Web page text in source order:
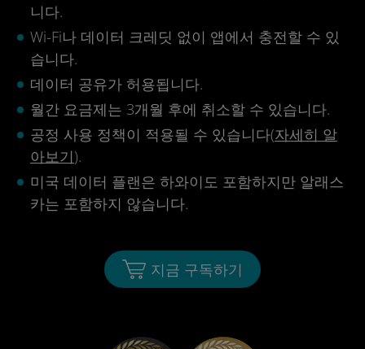
니다.
Wi-Fi나 데이터 크레딧 없이 앱에서 충전할 수 있
습니다.
데이터 공유가 허용됩니다.
월간 요금제는 3개월 후에 취소할 수 있습니다.
공정 사용 정책이 적용될 수 있습니다(자세히 알
아보기).
미국 데이터 플랜은 하와이도 포함하지만 알래스
카는 포함하지 않습니다.
지금 구독하기